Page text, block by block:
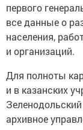
первого
все данные о
населения,
и организаций.
Для полноты
и в казанских
архивное